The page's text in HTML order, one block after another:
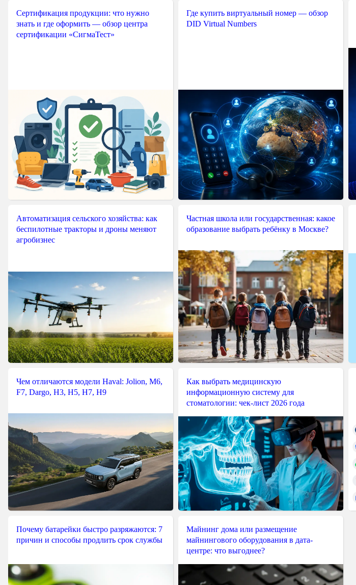
Сертификация продукции: что нужно
знать и где оформить — обзор центра
сертификации «СигмаТест»
Где купить виртуальный номер — обзор
DID Virtual Numbers
Автоматизация сельского хозяйства: как
беспилотные тракторы и дроны меняют
агробизнес
Частная школа или государственная: какое
образование выбрать ребёнку в Москве?
Чем отличаются модели Haval: Jolion, M6,
F7, Dargo, H3, H5, H7, H9
Как выбрать медицинскую
информационную систему для
стоматологии: чек-лист 2026 года
Почему батарейки быстро разряжаются: 7
причин и способы продлить срок службы
Майнинг дома или размещение
майнингового оборудования в дата-
центре: что выгоднее?